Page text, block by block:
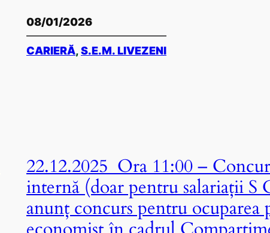
08/01/2026
CARIERĂ, S.E.M. LIVEZENI
22.12.2025 Ora 11:00 –
internă (doar pentru salariații S
anunț concurs pentru ocuparea